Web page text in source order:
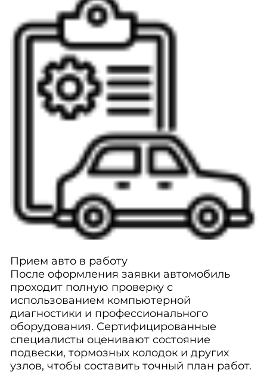
Прием авто в работу
После оформления заявки автомобиль
проходит полную проверку с
использованием компьютерной
диагностики и профессионального
оборудования. Сертифицированные
специалисты оценивают состояние
подвески, тормозных колодок и других
узлов, чтобы составить точный план работ.